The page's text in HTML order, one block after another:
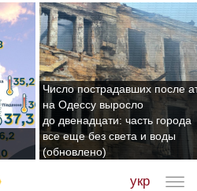
Число пострадавших после
на Одессу выросло
до двенадцати: часть города
все еще без света и воды
(обновлено)
укр